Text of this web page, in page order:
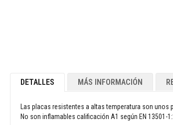
Revestimientos
refractarios
DETALLES
Las placas resistentes a altas temperatura son
No son inflamables calificación A1 según EN
MÁS INFORMACIÓN